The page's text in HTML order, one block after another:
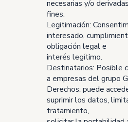
necesarias y/o
fines.
Legitimación:
interesado,
obligación legal e
interés legítimo.
Destinatarios: Posible
a empresas del grupo
Derechos: puede
suprimir los datos,
tratamiento,